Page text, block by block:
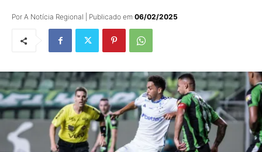
Por A Notícia Regional | Publicado em 06/02/2025